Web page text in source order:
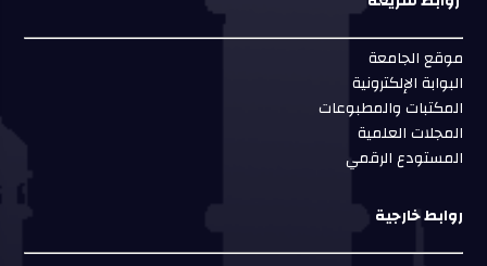
موقع الجامعة
البوابة الإلكترونية
المكتبات والمطبوعات
المجلات العلمية
المستودع الرقمي
روابط خارجية